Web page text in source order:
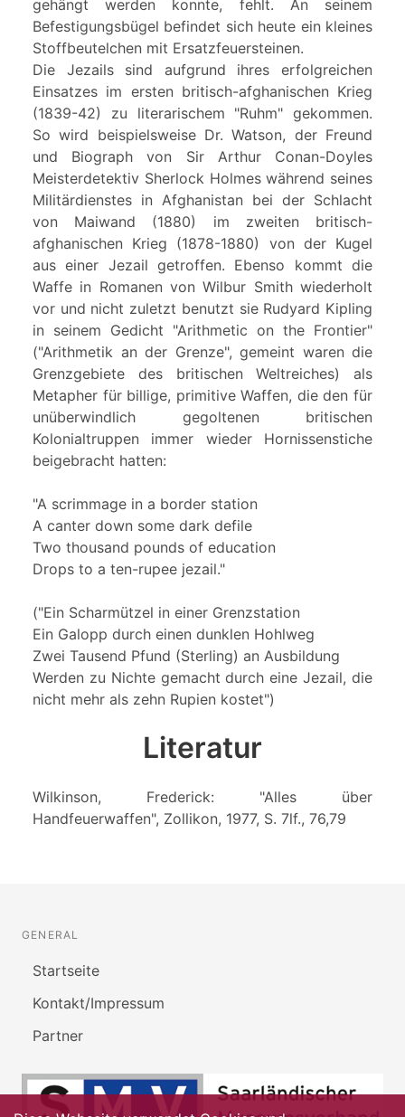
gehängt werden konnte, fehlt. An seinem
Befestigungsbügel befindet sich heute ein kleines
Stoffbeutelchen mit Ersatzfeuersteinen.
Die Jezails sind aufgrund ihres erfolgreichen
Einsatzes im ersten britisch-afghanischen Krieg
(1839-42) zu literarischem "Ruhm" gekommen.
So wird beispielsweise Dr. Watson, der Freund
und Biograph von Sir Arthur Conan-Doyles
Meisterdetektiv Sherlock Holmes während seines
Militärdienstes in Afghanistan bei der Schlacht
von Maiwand (1880) im zweiten britisch-
afghanischen Krieg (1878-1880) von der Kugel
aus einer Jezail getroffen. Ebenso kommt die
Waffe in Romanen von Wilbur Smith wiederholt
vor und nicht zuletzt benutzt sie Rudyard Kipling
in seinem Gedicht "Arithmetic on the Frontier"
("Arithmetik an der Grenze", gemeint waren die
Grenzgebiete des britischen Weltreiches) als
Metapher für billige, primitive Waffen, die den für
unüberwindlich gegoltenen britischen
Kolonialtruppen immer wieder Hornissenstiche
beigebracht hatten:
"A scrimmage in a border station
A canter down some dark defile
Two thousand pounds of education
Drops to a ten-rupee jezail."
("Ein Scharmützel in einer Grenzstation
Ein Galopp durch einen dunklen Hohlweg
Zwei Tausend Pfund (Sterling) an Ausbildung
Werden zu Nichte gemacht durch eine Jezail, die
nicht mehr als zehn Rupien kostet")
Literatur
Wilkinson, Frederick: "Alles über
Handfeuerwaffen", Zollikon, 1977, S. 7lf., 76,79
GENERAL
Startseite
Kontakt/Impressum
Partner